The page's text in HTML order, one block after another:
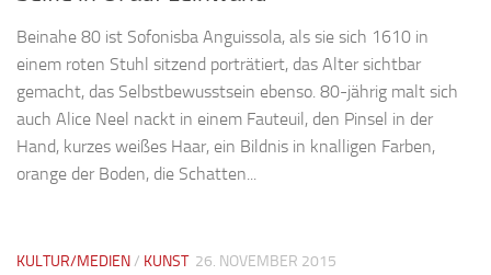
Beinahe 80 ist Sofonisba Anguissola, als sie sich 1610 in
einem roten Stuhl sitzend porträtiert, das Alter sichtbar
gemacht, das Selbstbewusstsein ebenso. 80-jährig malt sich
auch Alice Neel nackt in einem Fauteuil, den Pinsel in der
Hand, kurzes weißes Haar, ein Bildnis in knalligen Farben,
orange der Boden, die Schatten...
KULTUR/MEDIEN/ KUNST 26. NOVEMBER 2015